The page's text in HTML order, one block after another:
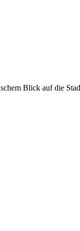
Blick auf die